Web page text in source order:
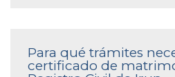
Para qué trámites
certificado de